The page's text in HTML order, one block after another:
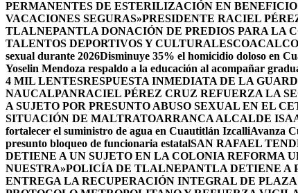
PERMANENTES DE ESTERILIZACIÓN EN
VACACIONES SEGURAS»PRESIDENTE RACIEL
TLALNEPANTLA DONACIÓN DE PREDIOS PARA LA
TALENTOS DEPORTIVOS Y CULTURALES
sexual durante 2026Disminuye 35% el homicidio doloso en
Yoselin Mendoza respaldo a la educación al acompañar
4 MIL LENTESRESPUESTA INMEDIATA DE LA
NAUCALPANRACIEL PÉREZ CRUZ REFUERZA LA
A SUJETO POR PRESUNTO ABUSO SEXUAL EN EL
SITUACIÓN DE MALTRATOARRANCA ALCALDE
fortalecer el suministro de agua en Cuautitlán IzcalliAvanza
presunto bloqueo de funcionaria estatalSAN RAFAEL
DETIENE A UN SUJETO EN LA COLONIA REFORMA
NUESTRA»POLICÍA DE TLALNEPANTLA DETIENE A
ENTREGA LA RECUPERACIÓN INTEGRAL DE